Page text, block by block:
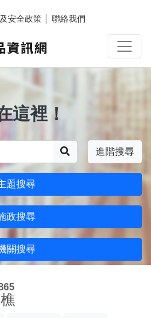
安全政策 聯絡我們
這裡！
進階搜尋
題搜尋
政搜尋
關搜尋